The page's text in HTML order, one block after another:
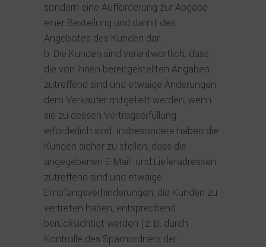
sondern eine Aufforderung zur Abgabe
einer Bestellung und damit des
Angebotes des Kunden dar.
Die Kunden sind verantwortlich, dass
die von ihnen bereitgestellten Angaben
zutreffend sind und etwaige Änderungen
dem Verkäufer mitgeteilt werden, wenn
sie zu dessen Vertragserfüllung
erforderlich sind. Insbesondere haben die
Kunden sicher zu stellen, dass die
angegebenen E-Mail- und Lieferadressen
zutreffend sind und etwaige
Empfangsverhinderungen, die Kunden zu
vertreten haben, entsprechend
berücksichtigt werden (z. B. durch
Kontrolle des Spamordners der